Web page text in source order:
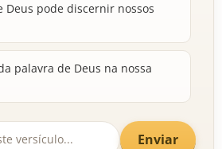
Deus pode discernir nossos
palavra de Deus na nossa
Enviar